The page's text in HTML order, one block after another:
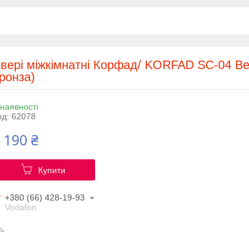
міжкімнатні Корфад/ KORFAD SC-04
62078
190 ₴
Купити
+380 (66) 428-19-93
Vodafon